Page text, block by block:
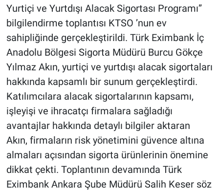
Yurtiçi ve Yurtdışı Alacak Sigortası Programı”
bilgilendirme toplantısı KTSO ’nun ev
sahipliğinde gerçekleştirildi. Türk Eximbank İç
Anadolu Bölgesi Sigorta Müdürü Burcu Gökçe
Yılmaz Akın, yurtiçi ve yurtdışı alacak sigortaları
hakkında kapsamlı bir sunum gerçekleştirdi.
Katılımcılara alacak sigortalarının kapsamı,
işleyişi ve ihracatçı firmalara sağladığı
avantajlar hakkında detaylı bilgiler aktaran
Akın, firmaların risk yönetimini güvence altına
almaları açısından sigorta ürünlerinin önemine
dikkat çekti. Toplantının devamında Türk
Eximbank Ankara Şube Müdürü Salih Keser söz